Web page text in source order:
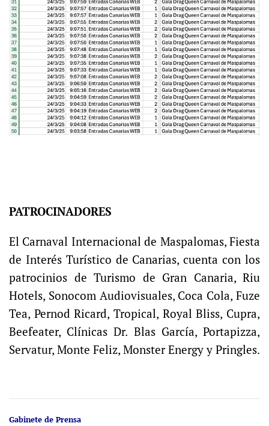
PATROCINADORES
El Carnaval Internacional de Maspalomas, Fiesta
de Interés Turístico de Canarias, cuenta con los
patrocinios de Turismo de Gran Canaria, Riu
Hotels, Sonocom Audiovisuales, Coca Cola, Fuze
Tea, Pernod Ricard, Tropical, Royal Bliss, Cupra,
Beefeater, Clínicas Dr. Blas García, Portapizza,
Servatur, Monte Feliz, Monster Energy y Pringles.
Gabinete de Prensa